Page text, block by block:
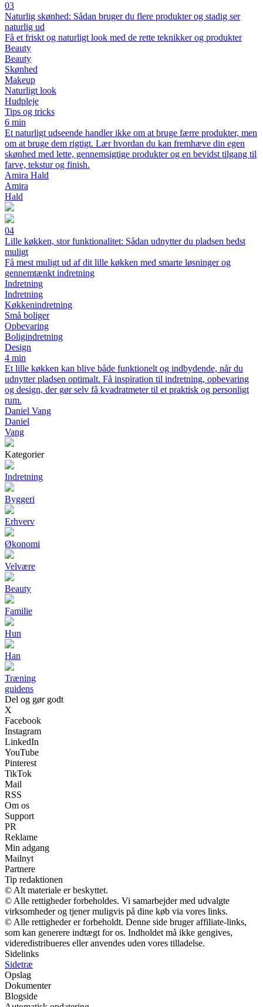
03
Naturlig skønhed: Sådan bruger du flere produkter og stadig ser
naturlig ud
Få et friskt og naturligt look med de rette teknikker og produkter
Beauty
Beauty
Skønhed
Makeup
Naturligt look
Hudpleje
Tips og tricks
6 min
Et naturligt udseende handler ikke om at bruge færre produkter, men
om at bruge dem rigtigt. Lær hvordan du kan fremhæve din egen
skønhed med lette, gennemsigtige produkter og en bevidst tilgang til
farve, tekstur og finish.
Amira Hald
Amira
Hald
04
Lille køkken, stor funktionalitet: Sådan udnytter du pladsen bedst
muligt
Få mest muligt ud af dit lille køkken med smarte løsninger og
gennemtænkt indretning
Indretning
Indretning
Køkkenindretning
Små boliger
Opbevaring
Boligindretning
Design
4 min
Et lille køkken kan blive både funktionelt og indbydende, når du
udnytter pladsen optimalt. Få inspiration til indretning, opbevaring
og design, der gør selv få kvadratmeter til et praktisk og personligt
rum.
Daniel Vang
Daniel
Vang
Kategorier
Indretning
Byggeri
Erhverv
Økonomi
Velvære
Beauty
Familie
Hun
Han
Træning
guidens
Del og gør godt
X
Facebook
Instagram
LinkedIn
YouTube
Pinterest
TikTok
Mail
RSS
Om os
Support
PR
Reklame
Min adgang
Mailnyt
Partnere
Tip redaktionen
© Alt materiale er beskyttet.
© Alle rettigheder forbeholdes. Vi samarbejder med udvalgte
virksomheder og tjener muligvis på dine køb via vores links.
© Alle rettigheder er forbeholdt. Denne side bruger affiliate-links,
som kan generere indtægt for os. Indholdet må ikke gengives,
videredistribueres eller anvendes uden vores tilladelse.
Sidelinks
Sidetræ
Opslag
Dokumenter
Blogside